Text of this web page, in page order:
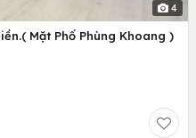
4
Mặt Phố Phùng Khoang )